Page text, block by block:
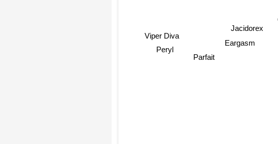
Eargasm
Jacidorex
Parfait
Viper Diva
Peryl